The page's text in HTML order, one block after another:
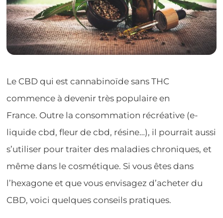
Le CBD qui est cannabinoïde sans THC
commence à devenir très populaire en
France. Outre la consommation récréative (e-
liquide cbd, fleur de cbd, résine…), il pourrait aussi
s’utiliser pour traiter des maladies chroniques, et
même dans le cosmétique. Si vous êtes dans
l’hexagone et que vous envisagez d’acheter du
CBD, voici quelques conseils pratiques.